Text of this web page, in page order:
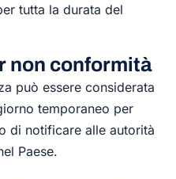
tutta la durata del
non conformità
può essere considerata
temporaneo per
di notificare alle autorità
Paese.